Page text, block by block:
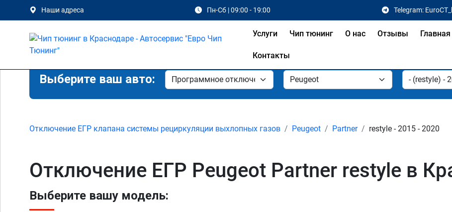
Наши адреса Пн-Сб | 09:00 - 19:00 Telegram:
Услуги Чип тюнинг О нас Отзывы Главная
Контакты
Выберите ваш авто:
Отключение ЕГР клапана системы рециркуляции выхлопных газов Peugeot Partner restyle - 2015 - 2020
Отключение ЕГР Peugeot Partner restyle в
Выберите вашу модель: